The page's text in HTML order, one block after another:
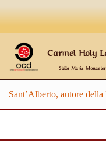
Carmel Holy
Stella Maris
Sant’Alberto, autore